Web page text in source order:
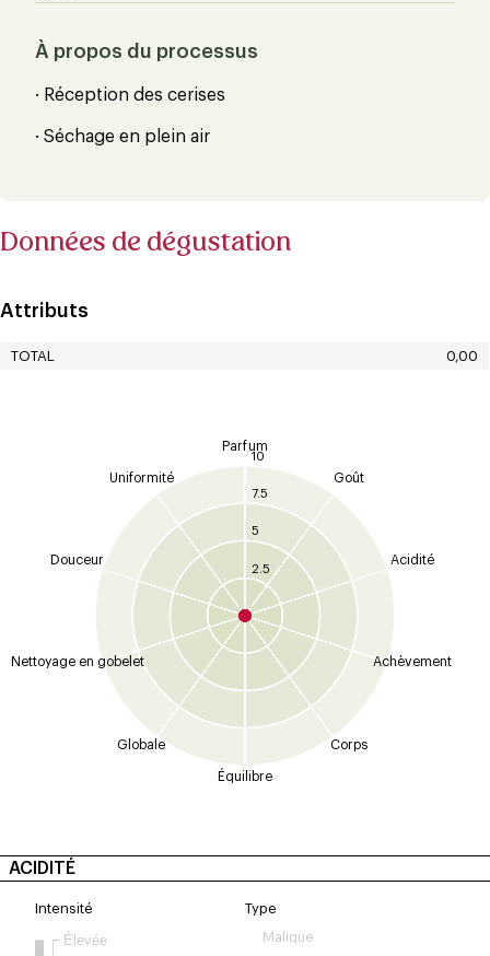
À propos du processus
· Réception des cerises
· Séchage en plein air
Données de dégustation
Attributs
TOTAL 0,00
10
7.5
5
2.5
Parfum
Goût
Acidité
Achèvement
Corps
Équilibre
Globale
Nettoyage en gobelet
Douceur
Uniformité
ACIDITÉ
Intensité
Élevée
Type
Malique